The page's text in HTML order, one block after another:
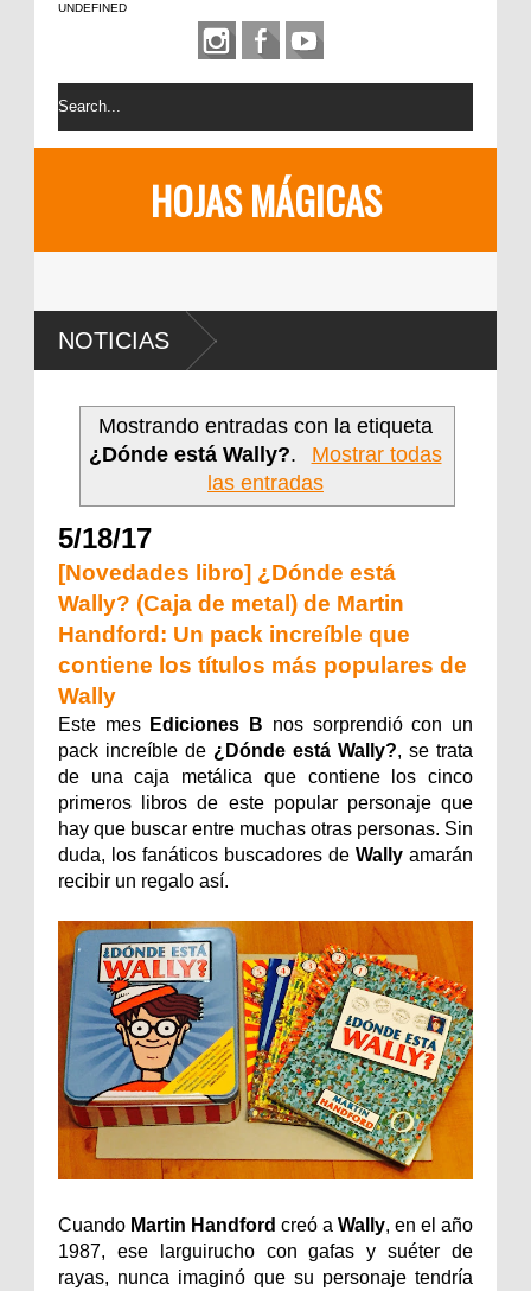
UNDEFINED
HOJAS MÁGICAS
NOTICIAS
Mostrando entradas con la etiqueta
¿Dónde está Wally?.
Mostrar todas
las entradas
5/18/17
[Novedades libro] ¿Dónde está
Wally? (Caja de metal) de Martin
Handford: Un pack increíble que
contiene los títulos más populares de
Wally
Este mes Ediciones B nos sorprendió con un
pack increíble de ¿Dónde está Wally?, se trata
de una caja metálica que contiene los cinco
primeros libros de este popular personaje que
hay que buscar entre muchas otras personas. Sin
duda, los fanáticos buscadores de Wally amarán
recibir un regalo así.
Cuando Martin Handford creó a Wally, en el año
1987, ese larguirucho con gafas y suéter de
rayas, nunca imaginó que su personaje tendría